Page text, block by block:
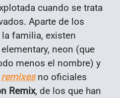
cuando se trata
Aparte de los
familia, existen
neon (que
menos el nombre) y
remixesno oficiales
Remix, de los que han